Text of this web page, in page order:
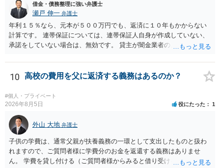
借金・債務整理に強い弁護士
瀬戸 伸一 弁護士
年利１５％なら、元本が５００万円でも、返済に１０年もかからない
計算です。 連帯保証については、連帯保証人自身が作成していない、
承諾をしていない場合は、無効です。 貸主が闇金業者のようなことを
ことで、主債務者自身の債務は免れない（支払い義務あり）と思われ
ます。 これまでの借り入れと返済額をまとめて、現在の正確な債務残
整理をされることをおすすめします。
10 高校の費用を父に返済する義務はあるのか？
#個人・プライベート
2026年8月5日 役にたった 1
外山 大地 弁護士
子供の学費は、通常父親が扶養義務の一環として支出したものと扱わ
れますので、ご質問者様に学費分のお金を返還する義務はありませ
ん。 学費を貸し付ける（ご質問者様からみると借り受ける）といった